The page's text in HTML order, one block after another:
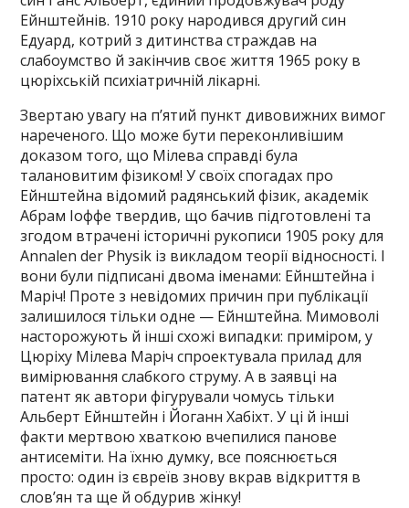
Ейнштейнів. 1910 року народився другий син
Едуард, котрий з дитинства страждав на
слабоумство й закінчив своє життя 1965 року в
цюріхській психіатричній лікарні.
Звертаю увагу на п’ятий пункт дивовижних вимог
нареченого. Що може бути переконливішим
доказом того, що Мілева справді була
талановитим фізиком! У своїх спогадах про
Ейнштейна відомий радянський фізик, академік
Абрам Іоффе твердив, що бачив підготовлені та
згодом втрачені історичні рукописи 1905 року для
Annalen der Physik із викладом теорії відносності. І
вони були підписані двома іменами: Ейнштейна і
Маріч! Проте з невідомих причин при публікації
залишилося тільки одне — Ейнштейна. Мимоволі
насторожують й інші схожі випадки: приміром, у
Цюріху Мілева Маріч спроектувала прилад для
вимірювання слабкого струму. А в заявці на
патент як автори фігурували чомусь тільки
Альберт Ейнштейн і Йоганн Хабіхт. У ці й інші
факти мертвою хваткою вчепилися панове
антисеміти. На їхню думку, все пояснюється
просто: один із євреїв знову вкрав відкриття в
слов’ян та ще й обдурив жінку!